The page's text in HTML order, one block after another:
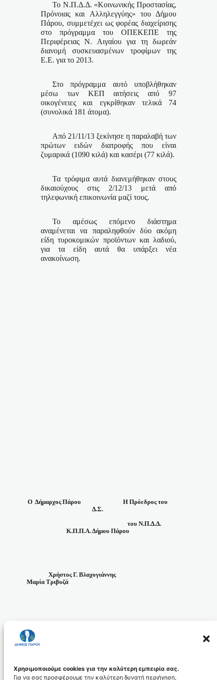
Χρησιμοποιούμε cookies για την καλύτερη εμπειρία σας.
Για να σας προσφέρουμε την καλύτερη δυνατή περιήγηση,
Το Ν.Π.Δ.Δ. «Κοινωνικής Προστασίας,
Πρόνοιας και Αλληλεγγύης» του Δήμου
Πάρου, συμμετέχει ως φορέας διαχείρισης
στο πρόγραμμα του ΟΠΕΚΕΠΕ της
Περιφέρειας Ν. Αιγαίου για τη δωρεάν
διανομή συσκευασμένων τροφίμων της
Ε.Ε. για το 2013.
Στο πρόγραμμα αυτό υποβλήθηκαν
μέσω των ΚΕΠ αιτήσεις από 97
οικογένειες και εγκρίθηκαν τελικά 74
(συνολικά 181 άτομα).
Από 21/11/13 ξεκίνησε η παραλαβή των
πρώτων ειδών διατροφής που είναι
ζυμαρικά (1090 κιλά) και κασέρι (77 κιλά).
Τα τρόφιμα αυτά διανεμήθηκαν στους
δικαιούχους στις 2/12/13 μετά από
τηλεφωνική επικοινωνία μαζί τους.
Το αμέσως επόμενο διάστημα
αναμένεται να παραληφθούν δύο ακόμη
είδη τυροκομικών προϊόντων και λαδιού,
για τα είδη αυτά θα υπάρξει νέα
ανακοίνωση.
Ο Δήμαρχος Πάρου
Η Πρόεδρος του
Δ.Σ.
του Ν.Π.Δ.Δ.
Κ.Π.Π.Α. Δήμου Πάρου
Χρήστος Γ. Βλαχογιάννης
Μαρία Τριβυζά